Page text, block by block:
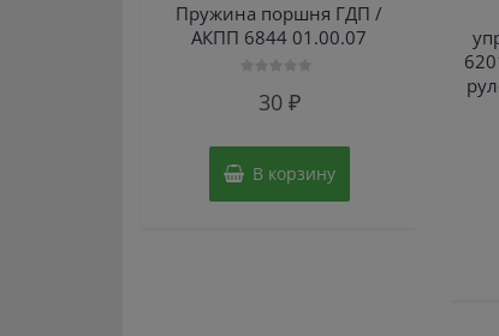
Пружина поршня ГДП /
АКПП 6844 01.00.07
30 ₽
В корзину